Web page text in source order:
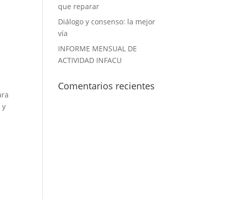
que reparar
Diálogo y consenso: la mejor
vía
INFORME MENSUAL DE
ACTIVIDAD INFACU
Comentarios recientes